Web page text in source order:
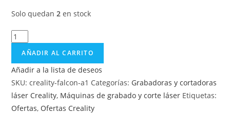
Solo quedan2 en stock
AÑADIR AL CARRITO
Añadir a la lista de deseos
SKU:creality-falcon-a1 Categorías: Grabadoras y cortadoras
láser Creality, Máquinas de grabado y corte láser Etiquetas:
Ofertas, Ofertas Creality